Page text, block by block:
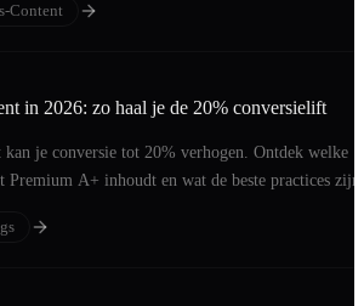
Content
in 2026: zo haal je de 20% conversielift
je conversie tot 20% verhogen. Ontdek welke
Premium A+ inhoudt en wat de beste practices